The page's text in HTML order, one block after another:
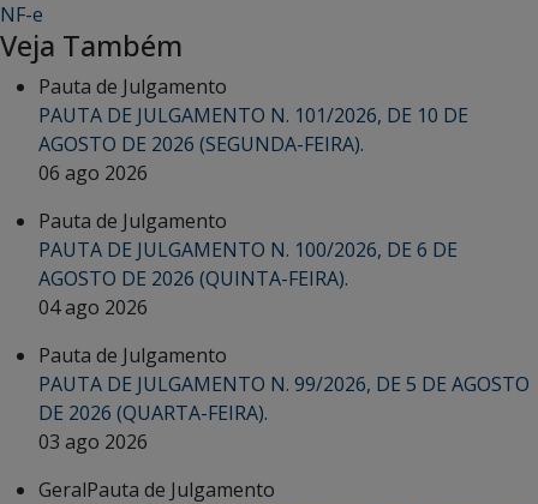
NF-e
Veja Também
Pauta de Julgamento
PAUTA DE JULGAMENTO N. 101/2026, DE 10 DE
AGOSTO DE 2026 (SEGUNDA-FEIRA).
06 ago 2026
Pauta de Julgamento
PAUTA DE JULGAMENTO N. 100/2026, DE 6 DE
AGOSTO DE 2026 (QUINTA-FEIRA).
04 ago 2026
Pauta de Julgamento
PAUTA DE JULGAMENTO N. 99/2026, DE 5 DE AGOSTO
DE 2026 (QUARTA-FEIRA).
03 ago 2026
GeralPauta de Julgamento